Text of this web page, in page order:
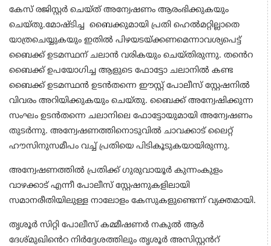
കേസ് രജിസ്റ്റർ ചെയ്ത് അന്വേഷണം ആരംഭിക്കുകയും
ചെയ്തു.മോഷ്ടിച്ച ബൈക്കുമായി പ്രതി ഹെൽമറ്റില്ലാതെ
യാത്രചെയ്യുകയും ഇതിൽ പിഴയടയ്ക്കണമെന്നാവശ്യപെട്ട്
ബൈക്ക് ഉടമസ്ഥന് ചലാൻ വരികയും ചെയ്തിരുന്നു. തൻെറ
ബൈക്ക് ഉപയോഗിച്ച ആളുടെ ഫോട്ടോ ചലാനിൽ കണ്ട
ബൈക്ക് ഉടമസ്ഥൻ ഉടൻതന്നെ ഈസ്റ്റ് പോലീസ് സ്റ്റേഷനിൽ
വിവരം അറിയിക്കുകയും ചെയ്തു. ബൈക്ക് അന്വേഷിക്കുന്ന
സംഘം ഉടൻതന്നെ ചലാനിലെ ഫോട്ടോയുമായി അന്വേഷണം
തുടർന്നു. അന്വേഷണത്തിനൊടുവിൽ ചാവക്കാട് ലൈറ്റ്
ഹൗസിനുസമീപം വച്ച് പ്രതിയെ പിടികൂടുകയായിരുന്നു.
അന്വേഷണത്തിൽ പ്രതിക്ക് ഗുരുവായൂർ കുന്നംകുളം
വാഴക്കാട് എന്നീ പോലീസ് സ്റ്റേഷനുകളിലായി
സമാനരീതിയിലുള്ള നാലോളം കേസുകളുണ്ടെന്ന് വ്യക്തമായി.
തൃശൂർ സിറ്റി പോലീസ് കമ്മീഷണർ നകുൽ ആർ
ദേശ്മുഖിൻെറ നിർദ്ദേശത്തിലും തൃശൂർ അസിസ്റ്റൻറ്